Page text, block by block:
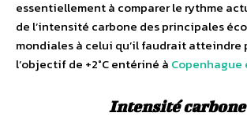
essentiellement à comparer le rythme
de l’intensité carbone des principales
mondiales à celui qu’il faudrait atteindre
l’objectif de +2°C entériné à Copenhague
Intensité carbone